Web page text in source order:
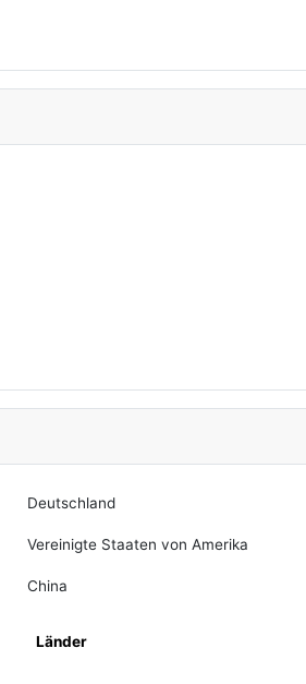
Deutschland
Vereinigte Staaten von Amerika
China
Länder